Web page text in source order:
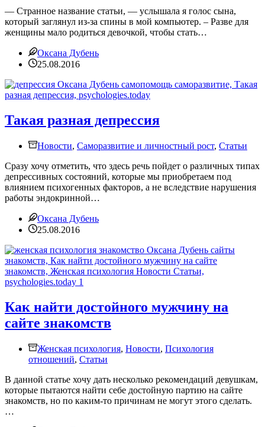
— Странное название статьи, — услышала я голос сына,
который заглянул из-за спины в мой компьютер. – Разве для
женщины мало родиться девочкой, чтобы стать…
Оксана Дубень
25.08.2016
Такая разная депрессия
Новости, Саморазвитие и личностный рост, Статьи
Сразу хочу отметить, что здесь речь пойдет о различных типах
депрессивных состояний, которые мы приобретаем под
влиянием психогенных факторов, а не вследствие нарушения
работы эндокринной…
Оксана Дубень
25.08.2016
Как найти достойного мужчину на
сайте знакомств
Женская психология, Новости, Психология
отношений, Статьи
В данной статье хочу дать несколько рекомендаций девушкам,
которые пытаются найти себе достойную партию на сайте
знакомств, но по каким-то причинам не могут этого сделать.
…